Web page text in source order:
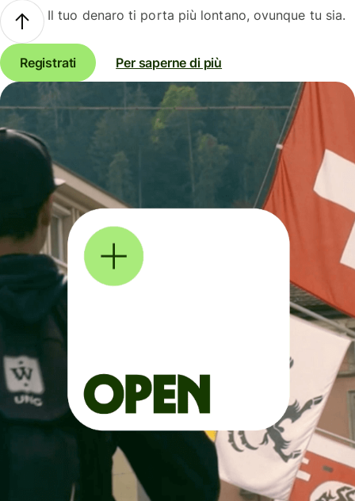
Il tuo denaro ti porta più lontano, ovunque tu sia.
Registrati Per saperne di più